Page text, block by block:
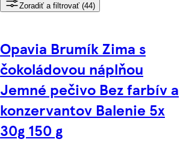
Zoradiť a filtrovať (44)
Opavia Brumík Zima s
čokoládovou náplňou
Jemné pečivo Bez farbív a
konzervantov Balenie 5x
30g 150 g